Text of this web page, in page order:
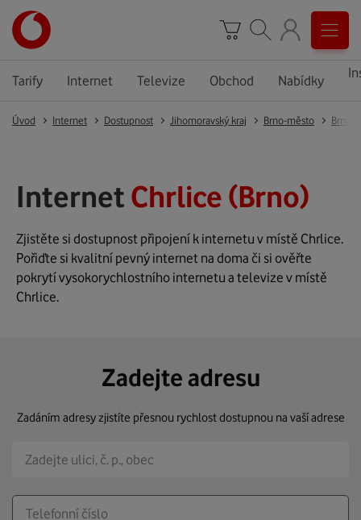
Tarify Internet Televize Obchod Nabídky
Úvod Internet Dostupnost Jihomoravský kraj Brno-město Brno
Internet Chrlice (Brno)
Zjistěte si dostupnost připojení k internetu v místě Chrlice.
Pořiďte si kvalitní pevný internet na doma či si ověřte
pokrytí vysokorychlostního internetu a televize v místě
Chrlice.
Zadejte adresu
Zadáním adresy zjistíte přesnou rychlost dostupnou na vaší adrese